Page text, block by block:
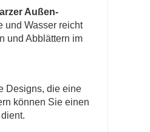
Außen-
und Wasser reicht
und Abblättern im
Designs, die eine
können Sie einen